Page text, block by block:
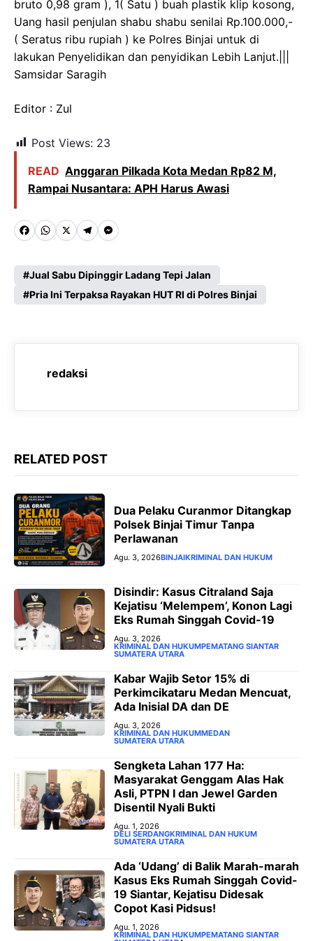
bruto 0,98 gram ), 1( Satu ) buah plastik klip kosong,
Uang hasil penjulan shabu shabu senilai Rp.100.000,-
( Seratus ribu rupiah ) ke Polres Binjai untuk di
lakukan Penyelidikan dan penyidikan Lebih Lanjut.|||
Samsidar Saragih
Editor : Zul
Post Views: 23
READ Anggaran Pilkada Kota Medan Rp82 M,
Rampai Nusantara: APH Harus Awasi
F
c
e
o
W
a
t
A
p
X T
l
e
r
a
M
s
s
n
r
Jual Sabu Dipinggir Ladang Tepi Jalan
Pria Ini Terpaksa Rayakan HUT RI di Polres Binjai
redaksi
RELATED POST
Dua Pelaku Curanmor Ditangkap
Polsek Binjai Timur Tanpa
Perlawanan
Agu. 3, 2026BINJAIKRIMINAL DAN HUKUM
Disindir: Kasus Citraland Saja
Kejatisu ‘Melempem’, Konon Lagi
Eks Rumah Singgah Covid-19
Agu. 3, 2026
KRIMINAL DAN HUKUMPEMATANG SIANTAR
SUMATERA UTARA
‎Kabar Wajib Setor 15% di
Perkimcikataru Medan Mencuat,
Ada Inisial DA dan DE
Agu. 3, 2026
KRIMINAL DAN HUKUMMEDAN
SUMATERA UTARA
Sengketa Lahan 177 Ha:
Masyarakat Genggam Alas Hak
Asli, PTPN I dan Jewel Garden
Disentil Nyali Bukti
Agu. 1, 2026
DELI SERDANGKRIMINAL DAN HUKUM
SUMATERA UTARA
Ada ‘Udang’ di Balik Marah-marah
Kasus Eks Rumah Singgah Covid-
19 Siantar, Kejatisu Didesak
Copot Kasi Pidsus!
Agu. 1, 2026
KRIMINAL DAN HUKUMPEMATANG SIANTAR